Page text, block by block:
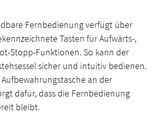
Fernbedienung verfügt über
Tasten für Aufwärts-,
Stopp-Funktionen. So kann der
sicher und intuitiv bedienen.
an der
dafür, dass die Fernbedienung
bleibt.